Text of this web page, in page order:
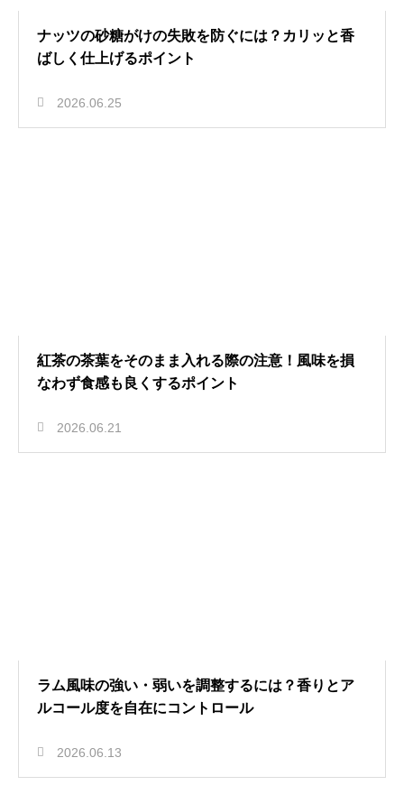
ナッツの砂糖がけの失敗を防ぐには？カリッと香
ばしく仕上げるポイント
2026.06.25
紅茶の茶葉をそのまま入れる際の注意！風味を損
なわず食感も良くするポイント
2026.06.21
ラム風味の強い・弱いを調整するには？香りとア
ルコール度を自在にコントロール
2026.06.13